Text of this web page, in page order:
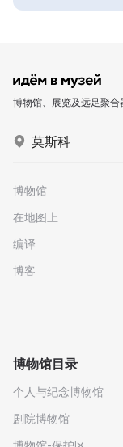
博物馆、展览及远足聚合
莫斯科
博物馆
在地图上
编译
博客
博物馆目录
个人与纪念博物馆
剧院博物馆